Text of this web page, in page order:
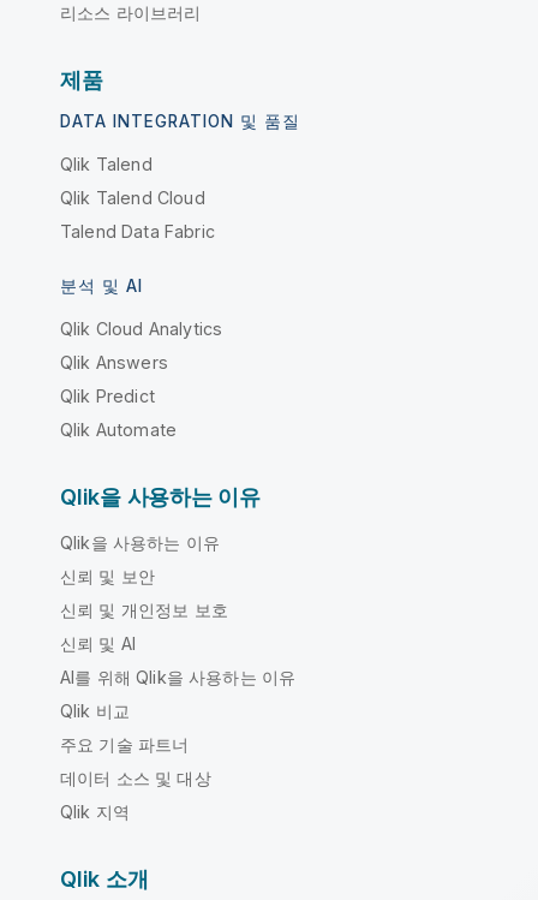
리소스 라이브러리
제품
DATA INTEGRATION 및 품질
Qlik Talend
Qlik Talend Cloud
Talend Data Fabric
분석 및 AI
Qlik Cloud Analytics
Qlik Answers
Qlik Predict
Qlik Automate
Qlik을 사용하는 이유
Qlik을 사용하는 이유
신뢰 및 보안
신뢰 및 개인정보 보호
신뢰 및 AI
AI를 위해 Qlik을 사용하는 이유
Qlik 비교
주요 기술 파트너
데이터 소스 및 대상
Qlik 지역
Qlik 소개